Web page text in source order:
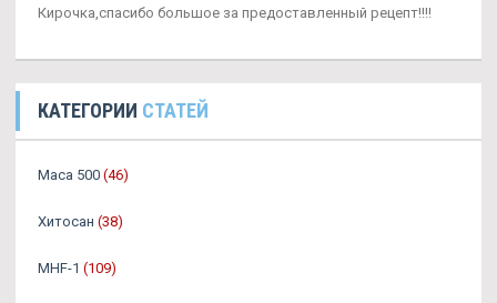
Кирочка,спасибо большое за предоставленный рецепт!!!!
КАТЕГОРИИ СТАТЕЙ
Maca 500 (46)
Хитосан (38)
MHF-1 (109)